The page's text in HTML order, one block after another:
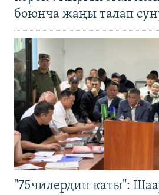
боюнча жаңы талап
"75чилердин каты":